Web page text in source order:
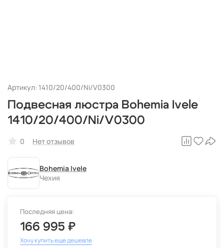
Артикул: 1410/20/400/Ni/V0300
Подвесная люстра Bohemia Ivele
1410/20/400/Ni/V0300
0 Нет отзывов
Bohemia Ivele
Чехия
Последняя цена:
166 995 ₽
Хочу купить еще дешевле